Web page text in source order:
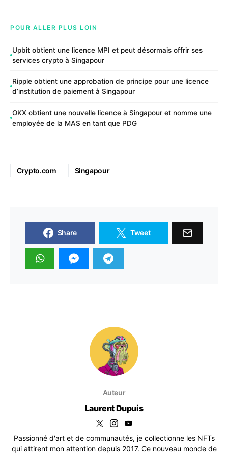
POUR ALLER PLUS LOIN
Upbit obtient une licence MPI et peut désormais offrir ses
services crypto à Singapour
Ripple obtient une approbation de principe pour une licence
d’institution de paiement à Singapour
OKX obtient une nouvelle licence à Singapour et nomme une
employée de la MAS en tant que PDG
Crypto.com Singapour
Share Tweet
Auteur
Laurent Dupuis
Passionné d'art et de communautés, je collectionne les NFTs
qui attirent mon attention depuis 2017. Ce nouveau monde de